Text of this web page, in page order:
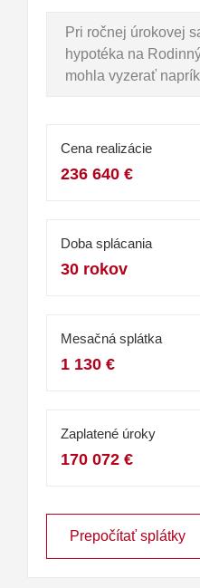
Pri ročnej úrokovej
hypotéka na
mohla vyzerať
Cena realizácie
236 640 €
Doba splácania
30 rokov
Mesačná splátka
1 130 €
Zaplatené úroky
170 072 €
Prepočítať splátky